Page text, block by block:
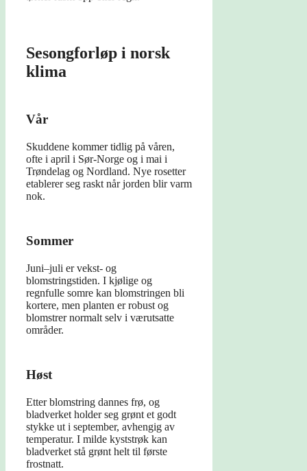
Sesongforløp i norsk
klima
Vår
Skuddene kommer tidlig på våren,
ofte i april i Sør-Norge og i mai i
Trøndelag og Nordland. Nye rosetter
etablerer seg raskt når jorden blir varm
nok.
Sommer
Juni–juli er vekst- og
blomstringstiden. I kjølige og
regnfulle somre kan blomstringen bli
kortere, men planten er robust og
blomstrer normalt selv i værutsatte
områder.
Høst
Etter blomstring dannes frø, og
bladverket holder seg grønt et godt
stykke ut i september, avhengig av
temperatur. I milde kyststrøk kan
bladverket stå grønt helt til første
frostnatt.